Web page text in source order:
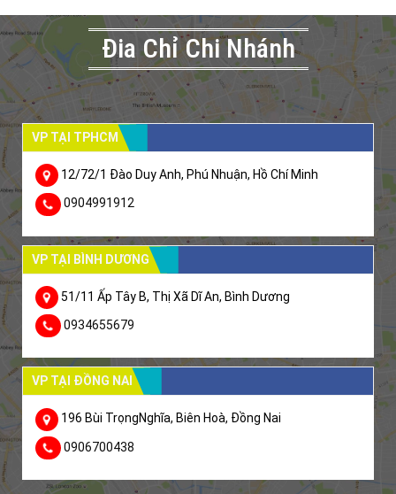
Đia Chỉ Chi Nhánh
VP TẠI TPHCM
12/72/1 Đào Duy Anh, Phú Nhuận, Hồ Chí Minh
0904991912
VP TẠI BÌNH DƯƠNG
51/11 Ấp Tây B, Thị Xã Dĩ An, Bình Dương
0934655679
VP TẠI ĐỒNG NAI
196 Bùi TrọngNghĩa, Biên Hoà, Đồng Nai
0906700438